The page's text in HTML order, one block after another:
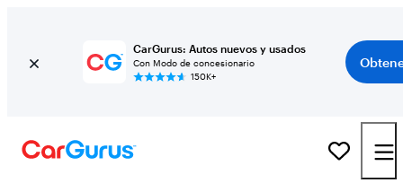
CarGurus: Autos nuevos y usados
Con Modo de concesionario
150K+